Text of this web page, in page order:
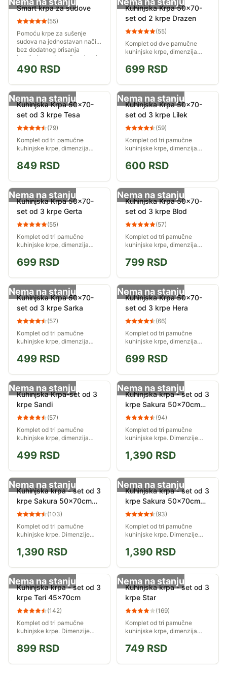
Smart krpa za sudove
(55)
Pomoću krpe za sušenje
sudova na jednostavan način
bez dodatnog brisanja
ispolirajte sudove. Posebno je
efikasna za čaše i ostale
predmete od stakla
490 RSD
Kuhinjska Krpa 50x70-
set od 2 krpe Drazen
(55)
Komplet od dve pamučne
kuhinjske krpe, dimenzija
699 RSD
Nema na stanju
Kuhinjska Krpa 50x70-
set od 3 krpe Tesa
(79)
Komplet od tri pamučne
kuhinjske krpe, dimenzija
849 RSD
Nema na stanju
Kuhinjska Krpa 50x70-
set od 3 krpe Lilek
(59)
Komplet od tri pamučne
kuhinjske krpe, dimenzija
600 RSD
Nema na stanju
Kuhinjska Krpa 50x70-
set od 3 krpe Gerta
(55)
Komplet od tri pamučne
kuhinjske krpe, dimenzija
699 RSD
Nema na stanju
Kuhinjska Krpa 50x70-
set od 3 krpe Blod
(57)
Komplet od tri pamučne
kuhinjske krpe, dimenzija
799 RSD
Nema na stanju
Kuhinjska Krpa 50x70-
set od 3 krpe Sarka
(57)
Komplet od tri pamučne
kuhinjske krpe, dimenzija
499 RSD
Nema na stanju
Kuhinjska Krpa 50x70-
set od 3 krpe Hera
(66)
Komplet od tri pamučne
kuhinjske krpe, dimenzija
699 RSD
Nema na stanju
Kuhinjska Krpa-set od 3
krpe Sandi
(57)
Komplet od tri pamučne
kuhinjske krpe, dimenzija
499 RSD
Nema na stanju
Kuhinjska krpa - set od 3
krpe Sakura 50x70cm
zelena
(94)
Komplet od tri pamučne
kuhinjske krpe. Dimenzije
50x70cm.
1,390 RSD
Nema na stanju
Kuhinjska krpa - set od 3
krpe Sakura 50x70cm
crvena
(103)
Komplet od tri pamučne
kuhinjske krpe. Dimenzije
50x70cm.
1,390 RSD
Nema na stanju
Kuhinjska krpa - set od 3
krpe Sakura 50x70cm
ljubičasta(93)
Komplet od tri pamučne
kuhinjske krpe. Dimenzije
50x70cm.
1,390 RSD
Nema na stanju
Kuhinjska krpa - set od 3
krpe Teri 45x70cm
(142)
Komplet od tri pamučne
kuhinjske krpe. Dimenzije
45x70cm.
899 RSD
Nema na stanju
Kuhinjska krpa - set od 3
krpe Star
(169)
Komplet od tri pamučne
kuhinjske krpe, dimenzija
749 RSD